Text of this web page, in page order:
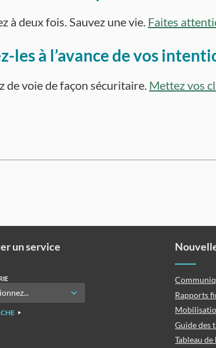
à deux fois. Sauvez une vie. Faites
les à l’avance de vos
de voie de façon sécuritaire. Mettez vos
un service
Rapports
Guide des
Tableau